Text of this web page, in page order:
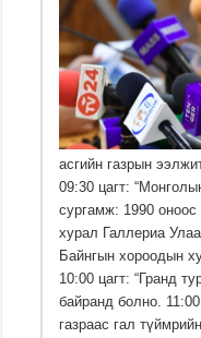
асгийн газрын
09:30 цагт:
сургамж: 1990
хурал Галлериа
Байнгын хороодын
10:00 цагт: “Гранд
байранд болно.
газраас гал